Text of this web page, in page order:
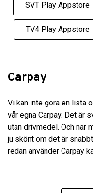
SVT Play Appstore
TV4 Play Appstore
Carpay
Vi kan inte göra en lista
vår egna Carpay. Det är
utan drivmedel. Och när
ju skönt om det är
redan använder Carpay